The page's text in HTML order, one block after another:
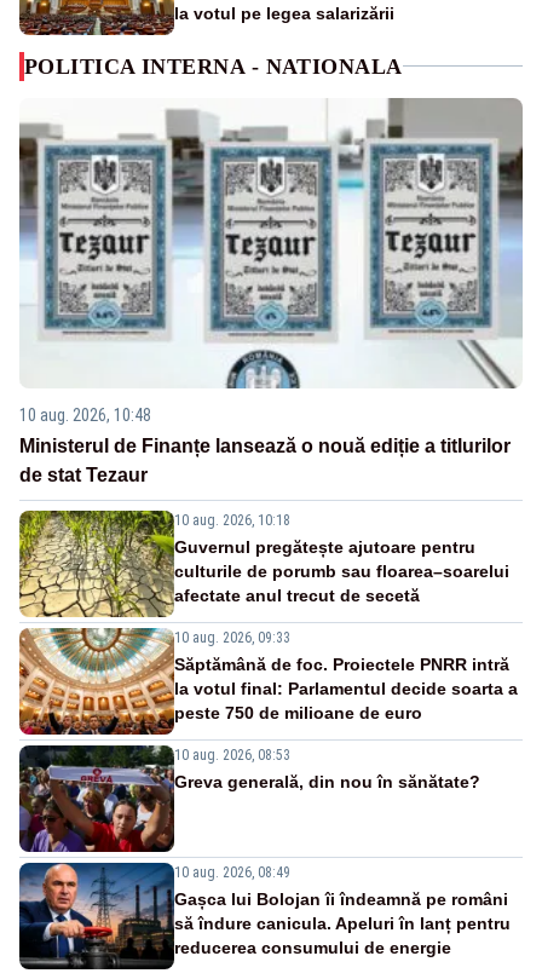
la votul pe legea salarizării
POLITICA INTERNA - NATIONALA
10 aug. 2026, 10:48
Ministerul de Finanțe lansează o nouă ediție a titlurilor
de stat Tezaur
10 aug. 2026, 10:18
Guvernul pregătește ajutoare pentru
culturile de porumb sau floarea–soarelui
afectate anul trecut de secetă
10 aug. 2026, 09:33
Săptămână de foc. Proiectele PNRR intră
la votul final: Parlamentul decide soarta a
peste 750 de milioane de euro
10 aug. 2026, 08:53
Greva generală, din nou în sănătate?
10 aug. 2026, 08:49
Gașca lui Bolojan îi îndeamnă pe români
să îndure canicula. Apeluri în lanț pentru
reducerea consumului de energie